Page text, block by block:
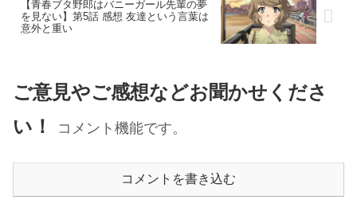
【青春ブタ野郎はバニーガール先輩の夢
を見ない】第5話 感想 友達という言葉は
意外と重い
ご意見やご感想などお聞かせくださ
い！
コメント機能です。
コメントを書き込む